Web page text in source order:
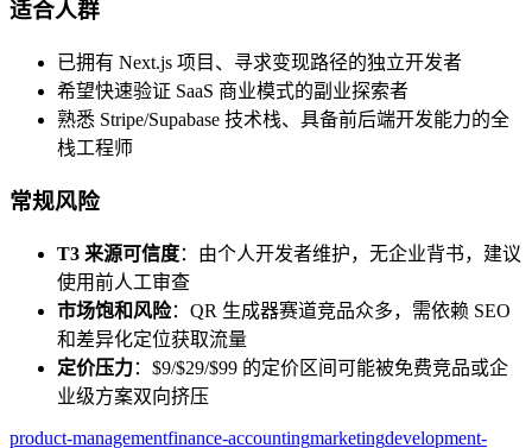
适合人群
已拥有 Next.js 项目、寻求变现路径的独立开发者
希望快速验证 SaaS 商业模式的副业探索者
熟悉 Stripe/Supabase 技术栈、具备前后端开发能力的全
栈工程师
常规风险
T3 来源可信度：由个人开发者维护，无企业背书，建议
使用前人工审查
市场饱和风险：QR 生成器赛道竞品众多，需依赖 SEO
和差异化定位获取流量
定价压力：$9/$29/$99 的定价区间可能被免费竞品或企
业级方案双向挤压
product-managementfinance-accountingmarketingdevelopment-